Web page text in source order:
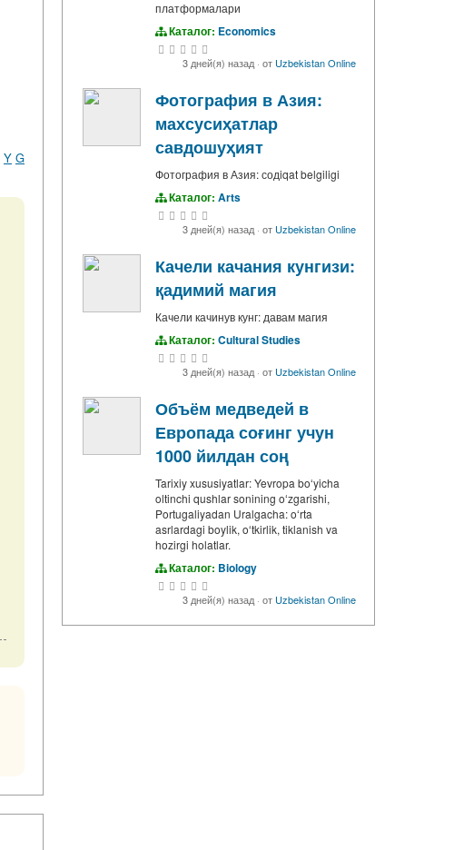
Y G
платформалари
Каталог: Economics
3 дней(я) назад· от Uzbekistan Online
Фотография в Азия:
махсусиҳатлар
савдошуҳият
Фотография в Азия: содiqat belgiligi
Каталог: Arts
3 дней(я) назад· от Uzbekistan Online
Качели качания кунгизи:
қадимий магия
Качели качинув кунг: давам магия
Каталог: Cultural Studies
3 дней(я) назад· от Uzbekistan Online
Объём медведей в
Европада соғинг учун
1000 йилдан соң
Tarixiy xususiyatlar: Yevropa boʻyicha
oltinchi qushlar sonining oʻzgarishi,
Portugaliyadan Uralgacha: oʻrta
asrlardagi boylik, oʻtkirlik, tiklanish va
hozirgi holatlar.
Каталог: Biology
3 дней(я) назад· от Uzbekistan Online